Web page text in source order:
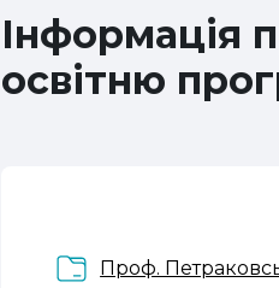
Інформація
освітню
Проф.